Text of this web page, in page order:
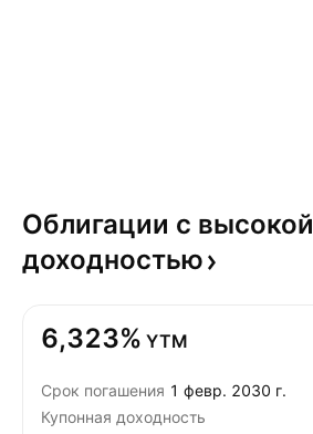
Облигации с высокой
доходностью
6,323% YTM
Срок погашения 1 февр. 2030 г.
Купонная доходность